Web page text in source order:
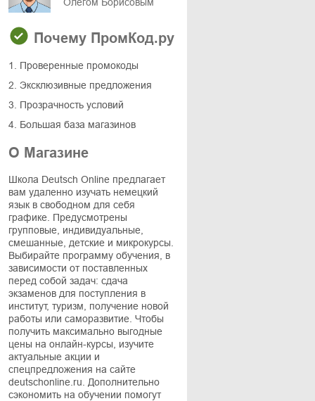
Почему ПромКод.ру
1. Проверенные промокоды
2. Эксклюзивные предложения
3. Прозрачность условий
4. Большая база магазинов
О Магазине
Школа Deutsch Online предлагает
вам удаленно изучать немецкий
язык в свободном для себя
графике. Предусмотрены
групповые, индивидуальные,
смешанные, детские и микрокурсы.
Выбирайте программу обучения, в
зависимости от поставленных
перед собой задач: сдача
экзаменов для поступления в
институт, туризм, получение новой
работы или саморазвитие. Чтобы
получить максимально выгодные
цены на онлайн-курсы, изучите
актуальные акции и
спецпредложения на сайте
deutschonline.ru. Дополнительно
сэкономить на обучении помогут